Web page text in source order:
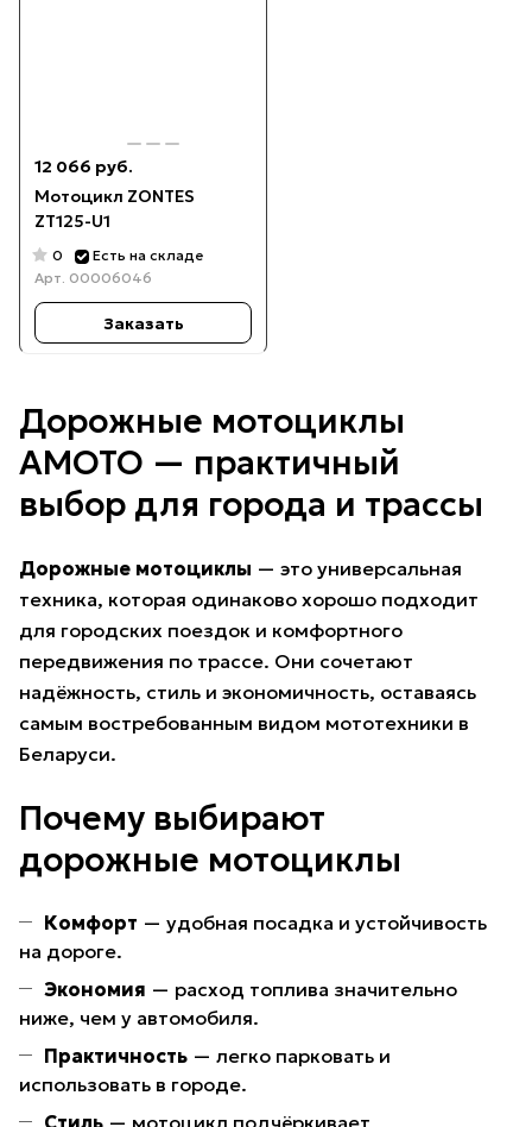
12 066 руб.
Мотоцикл ZONTES
ZT125-U1
0
Есть на складе
Арт. 00006046
Заказать
Дорожные мотоциклы
AMOTO — практичный
выбор для города и трассы
Дорожные мотоциклы — это универсальная
техника, которая одинаково хорошо подходит
для городских поездок и комфортного
передвижения по трассе. Они сочетают
надёжность, стиль и экономичность, оставаясь
самым востребованным видом мототехники в
Беларуси.
Почему выбирают
дорожные мотоциклы
Комфорт — удобная посадка и устойчивость
на дороге.
Экономия — расход топлива значительно
ниже, чем у автомобиля.
Практичность — легко парковать и
использовать в городе.